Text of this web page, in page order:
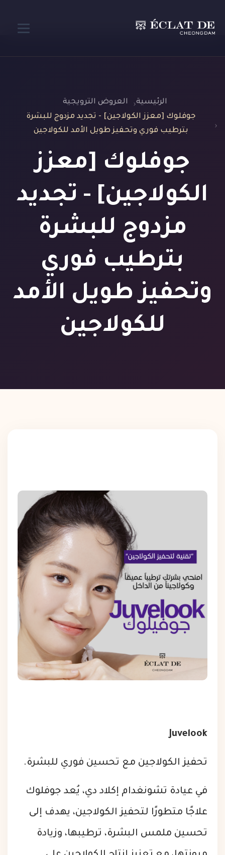
الرئيسية
العروض الترويجية
جوفلوك [معزز الكولاجين] - تجديد مزدوج للبشرة
بترطيب فوري وتحفيز طويل الأمد للكولاجين
جوفلوك [معزز
الكولاجين] - تجديد
مزدوج للبشرة
بترطيب فوري
وتحفيز طويل الأمد
للكولاجين
Juvelook
تحفيز الكولاجين مع تحسين فوري للبشرة.
في عيادة تشونغدام إكلاد دي، يُعد جوفلوك
علاجًا متطورًا لتحفيز الكولاجين، يهدف إلى
تحسين ملمس البشرة، ترطيبها، وزيادة